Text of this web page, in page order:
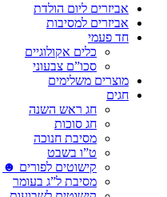
אביזרים ליום הולדת
אביזרים למסיבות
חד פעמי
כלים אקולוגיים
סכו”ם צבעוני
מוצרים משלימים
חגים
חג ראש השנה
חג סוכות
מסיבת חנוכה
ט”ו בשבט
קישוטים לפורים ☻
מסיבת ל”ג בעומר